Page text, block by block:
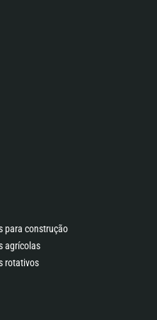
para construção
agrícolas
rotativos